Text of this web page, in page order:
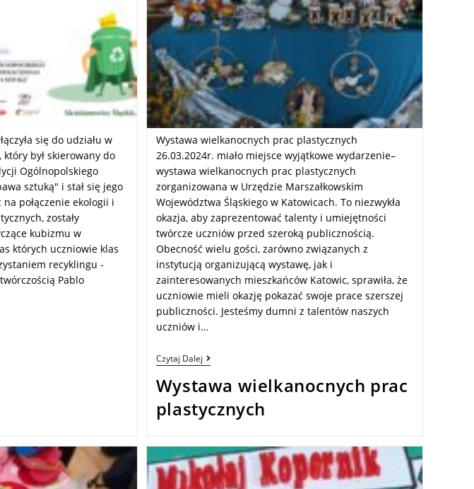
się do udziału w
był skierowany do
Ogólnopolskiego
sztuką" i stał się jego
połączenie ekologii i
zostały
kubizmu w
których uczniowie klas
recyklingu -
Pablo
Wystawa wielkanocnych prac plastycznych
26.03.2024r. miało miejsce wyjątkowe wydarzenie–
wystawa wielkanocnych prac plastycznych
zorganizowana w Urzędzie Marszałkowskim
Województwa Śląskiego w Katowicach. To niezwykła
okazja, aby zaprezentować talenty i umiejętności
twórcze uczniów przed szeroką publicznością.
Obecność wielu gości, zarówno związanych z
instytucją organizującą wystawę, jak i
zainteresowanych mieszkańców Katowic, sprawiła, że
uczniowie mieli okazję pokazać swoje prace szerszej
publiczności. Jesteśmy dumni z talentów naszych
uczniów i…
Czytaj Dalej
Wystawa wielkanocnych prac
plastycznych